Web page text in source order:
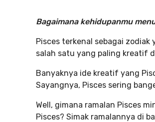
Bagaimana kehidupanmu
Pisces terkenal sebagai
salah satu yang paling kreatif
Banyaknya ide kreatif yang
Sayangnya, Pisces sering
Well, gimana ramalan Pisces
Pisces? Simak ramalannya di